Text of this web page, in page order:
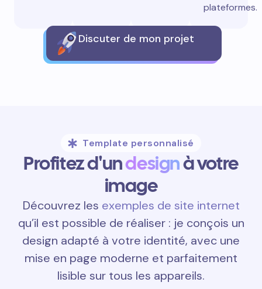
plateformes.
Discuter de mon projet
Template personnalisé
Profitez d'undesignà votre
image
Découvrez les exemples de site internet
qu’il est possible de réaliser : je conçois un
design adapté à votre identité, avec une
mise en page moderne et parfaitement
lisible sur tous les appareils.